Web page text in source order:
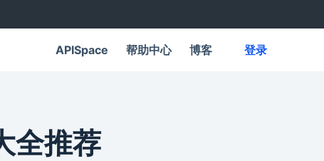
APISpace 帮助中心 博客 登录
全推荐